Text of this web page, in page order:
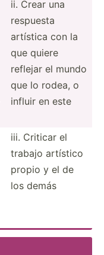
ii. Crear una
respuesta
artística con la
que quiere
reflejar el mundo
que lo rodea, o
influir en este
iii. Criticar el
trabajo artístico
propio y el de
los demás